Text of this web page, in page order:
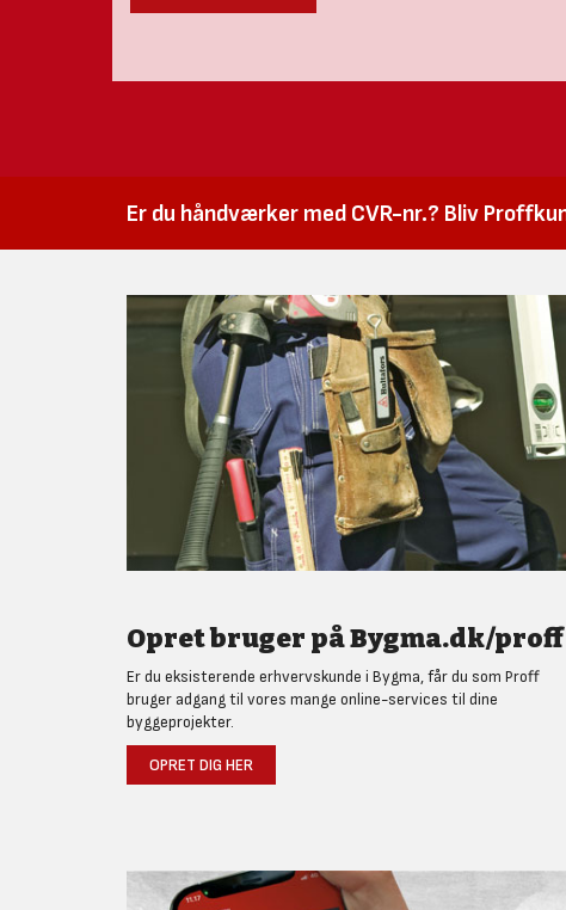
Er du håndværker med CVR-nr.? Bliv
Opret bruger på Bygma.dk/proff
Er du eksisterende erhvervskunde i Bygma, får du som Proff
bruger adgang til vores mange online-services til dine
byggeprojekter.
OPRET DIG HER